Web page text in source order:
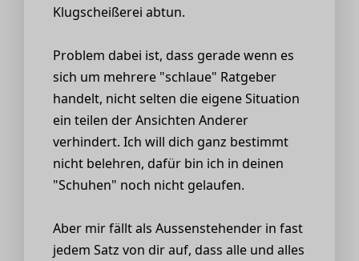
Klugscheißerei abtun.
Problem dabei ist, dass gerade wenn es
sich um mehrere "schlaue" Ratgeber
handelt, nicht selten die eigene Situation
ein teilen der Ansichten Anderer
verhindert. Ich will dich ganz bestimmt
nicht belehren, dafür bin ich in deinen
"Schuhen" noch nicht gelaufen.
Aber mir fällt als Aussenstehender in fast
jedem Satz von dir auf, dass alle und alles